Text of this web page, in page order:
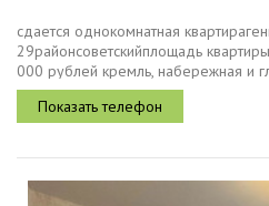
сдается однокомнатная
29районсоветскийплощадь
000 рублей кремль, набережная и
маршруты в шаговой доступности.
автобусы, маршрутки, метро.в...